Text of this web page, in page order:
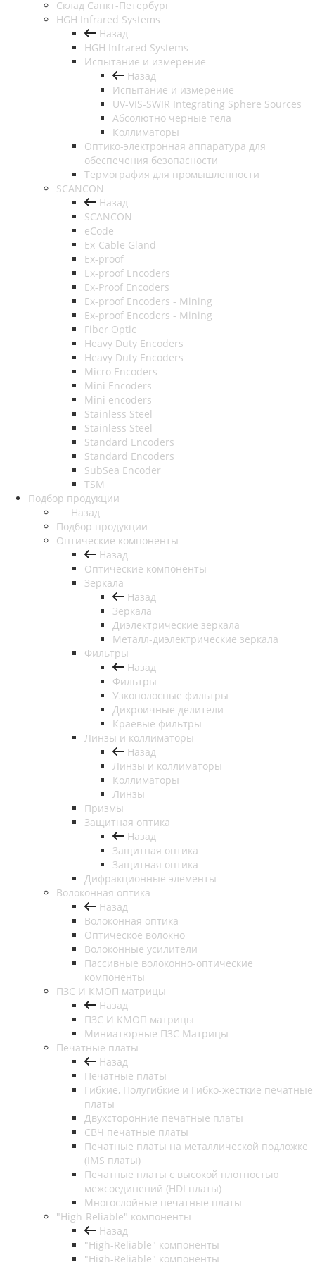
Cклад Санкт-Петербург
HGH Infrared Systems
Назад
HGH Infrared Systems
Испытание и измерение
Назад
Испытание и измерение
UV-VIS-SWIR Integrating Sphere Sources
Абсолютно чёрные тела
Коллиматоры
Оптико-электронная аппаратура для
обеспечения безопасности
Термография для промышленности
SCANCON
Назад
SCANCON
eCode
Ex-Cable Gland
Ex-proof
Ex-proof Encoders
Ex-Proof Encoders
Ex-proof Encoders - Mining
Ex-proof Encoders - Mining
Fiber Optic
Heavy Duty Encoders
Heavy Duty Encoders
Micro Encoders
Mini Encoders
Mini encoders
Stainless Steel
Stainless Steel
Standard Encoders
Standard Encoders
SubSea Encoder
TSM
Подбор продукции
Назад
Подбор продукции
Оптические компоненты
Назад
Оптические компоненты
Зеркала
Назад
Зеркала
Диэлектрические зеркала
Металл-диэлектрические зеркала
Фильтры
Назад
Фильтры
Узкополосные фильтры
Дихроичные делители
Краевые фильтры
Линзы и коллиматоры
Назад
Линзы и коллиматоры
Коллиматоры
Линзы
Призмы
Защитная оптика
Назад
Защитная оптика
Защитная оптика
Дифракционные элементы
Волоконная оптика
Назад
Волоконная оптика
Оптическое волокно
Волоконные усилители
Пассивные волоконно-оптические
компоненты
ПЗС И КМОП матрицы
Назад
ПЗС И КМОП матрицы
Миниатюрные ПЗС Матрицы
Печатные платы
Назад
Печатные платы
Гибкие, Полугибкие и Гибко-жёсткие печатные
платы
Двухсторонние печатные платы
СВЧ печатные платы
Печатные платы на металлической подложке
(IMS платы)
Печатные платы с высокой плотностью
межсоединений (HDI платы)
Многослойные печатные платы
"High-Reliable" компоненты
Назад
"High-Reliable" компоненты
"High-Reliable" компоненты